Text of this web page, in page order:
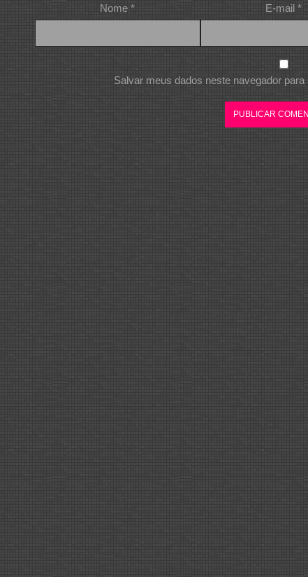
Nome* E-mail *
Salvar meus dados neste navegador